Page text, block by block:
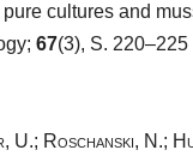
cultures and
67(3), S. 220–225
U.; Roschanski, N.;